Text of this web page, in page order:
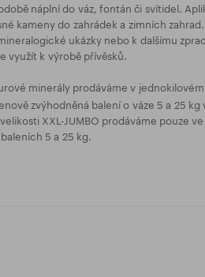
náplní do váz, fontán či svítidel.
kameny do zahrádek a zimních
ukázky nebo k dalšímu
využít k výrobě přívěsků.
minerály prodáváme v
zvýhodněná balení o váze 5 a 25
XXL-JUMBO prodáváme pouze
5 a 25 kg.